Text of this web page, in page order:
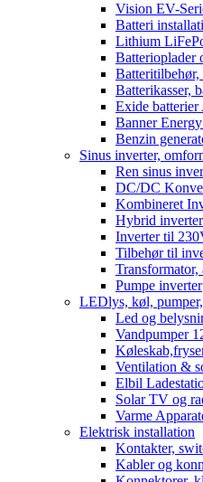
Vision EV-
Batteri
Lithium
Batterioplader
Batterikasser,
Exide
Banner
Benzin
Sinus inverter,
Ren sinus
DC/DC
Kombineret
Hybrid
Inverter til
Tilbehør til
Transformator,
Pumpe inverter
LEDlys, køl,
Led og
Vandpumper
Ventilation &
Elbil
Solar TV og
Varme
Elektrisk installation
Kontakter,
Kabler og